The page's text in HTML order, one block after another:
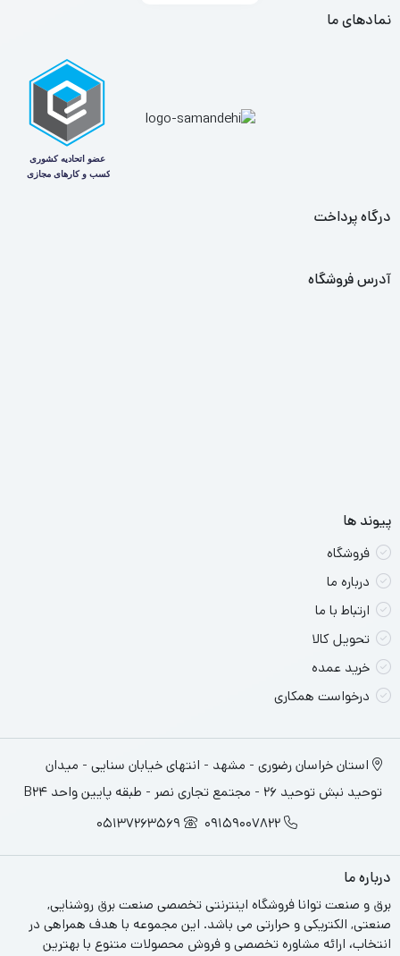
هاي شركت مخابرات استانهاي بزرگ كشور از جمله تهران و خراسان و
در حدود سال 1379 شركت مخابراتي و قدرت خراسان در كنار مجموعه
سيم و كابل مشهد تاسيس گرديد .اين تولد جديد و به روز رساني
به عنوان اولين توليد كننداي مطرح شد كه موفق گردید سيم وكابل
تاسیس آزمایشگاه ها
پس از اخذ مجوز استاندارد و گام نهادن به عرصه تولیدات ساختمانی،
براي ورود قدرتمندتر در عرصه مناقصات دو شركت اقدام به اخذ مجوز
وجود اقداماتي مانند تاسيس آزمايشگاه اكروديته و واحد R&D در ايجاد
انگيزه براي ورود به محصولات جديد و به خصوص آلومينيوم و كابلهاي
نمادهای ما
درگاه پرداخت
آدرس فروشگاه
پیوند ها
فروشگاه
درباره ما
ارتباط با ما
تحویل کالا
خرید عمده
درخواست همکاری
استان خراسان رضوری - مشهد - انتهای خیابان سنایی - میدان
توحید نبش توحید 26 - مجتمع تجاری نصر - طبقه پایین واحد B24
09159007822
05137263569
درباره ما
برق و صنعت توانا فروشگاه اینترنتی تخصصی صنعت برق روشنایی,
صنعتی, الکتریکی و حرارتی می باشد. این مجموعه با هدف همراهی در
انتخاب، ارائه مشاوره تخصصی و فروش محصولات متنوع با بهترین